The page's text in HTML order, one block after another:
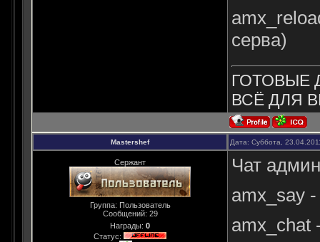
серва)
ГОТОВЫЕ
ВСЁ ДЛЯ
Mastershef Дата: Суббота,
Сержант
Группа: Пользователь
Сообщений: 29
Награды: 0
Статус:
Чат
amx_say
amx_chat